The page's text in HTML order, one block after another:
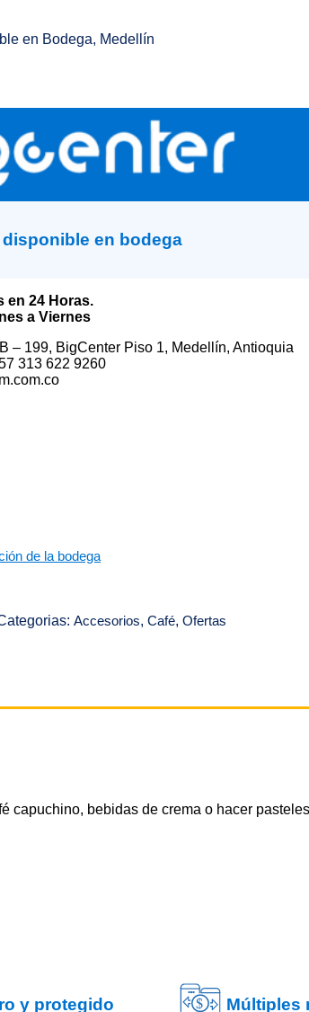
en Bodega, Medellín
en bodega
en 24 Horas.
a Viernes
– 199, BigCenter Piso 1, Medellín, Antioquia
313 622 9260
de la bodega
Accesorios, Café, Ofertas
capuchino, bebidas de crema o hacer
y protegido $ Múltiples